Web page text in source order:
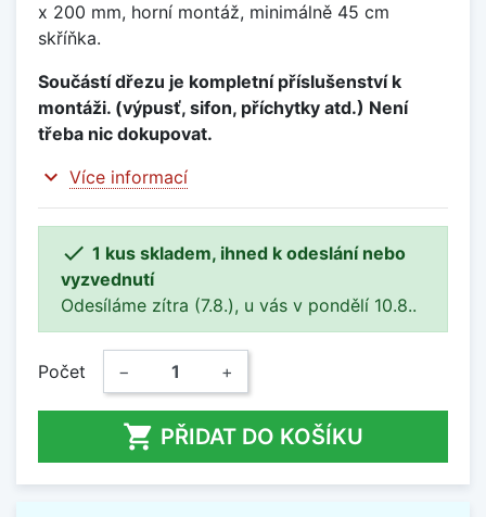
x 200 mm, horní montáž, minimálně 45 cm
skříňka.
Součástí dřezu je kompletní příslušenství k
montáži. (výpusť, sifon, příchytky atd.) Není
třeba nic dokupovat.
expand_more Více informací
 1 kus skladem, ihned k odeslání nebo
vyzvednutí
Odesíláme zítra (7.8.), u vás v pondělí 10.8..
Počet − +
 PŘIDAT DO KOŠÍKU